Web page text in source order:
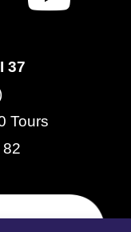
37
Tours